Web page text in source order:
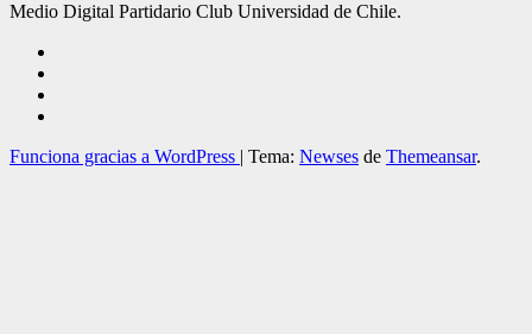
Medio Digital Partidario Club Universidad de Chile.
Funciona gracias a WordPress | Tema: Newses de Themeansar.